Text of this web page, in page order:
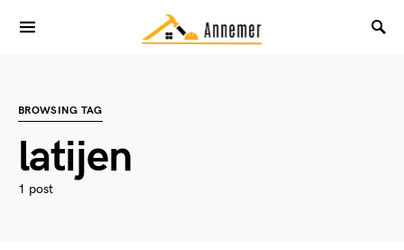
BROWSING TAG
latijen
1 post